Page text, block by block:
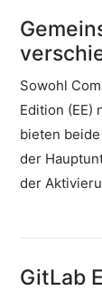
Hardware
&
FTP
E-
Mails
&
Snapshots
Sowohl
Edition (EE)
bieten
der
der
GitLab